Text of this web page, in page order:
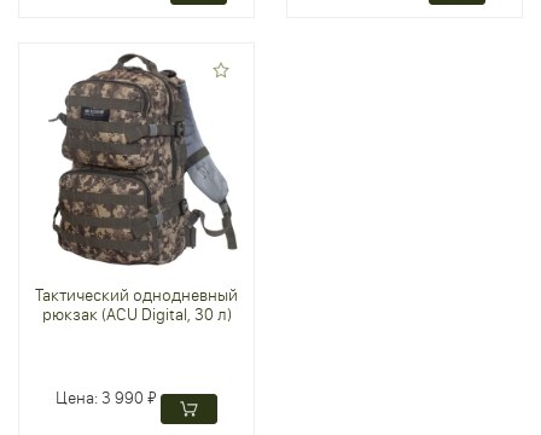
Тактический однодневный
рюкзак (ACU Digital, 30 л)
Цена:3 990 ₽